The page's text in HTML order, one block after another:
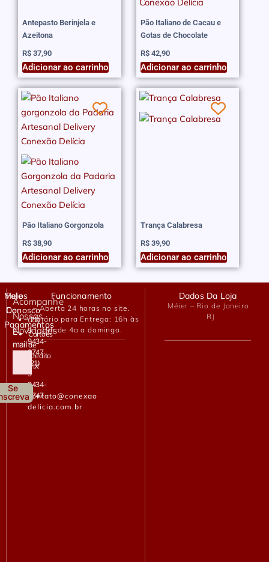
Antepasto Berinjela e
Azeitona
R$ 37,90
Adicionar ao carrinho
Pão Italiano de Cacau e
Gotas de Chocolate
R$42,90
Adicionar ao carrinho
Pão Italiano Gorgonzola
R$ 38,90
Adicionar ao carrinho
Trança Calabresa
R$39,90
Adicionar ao carrinho
Fale
Conosco
(21)
9
9434-
2747
(21)
9
9434-
2747
contato@conexao
delicia.com.br
Meios
De
Pagamentos
Cartões
de
Crédito
PIX
Acompanhe
Nossas
Novidades
E-
mail
Se
Funcionamento
– Aberta 24 horas no site.
– Horário para Entrega: 16h às
19h de 4a a domingo.
Dados Da Loja
Méier – Rio de Janeiro
RJ